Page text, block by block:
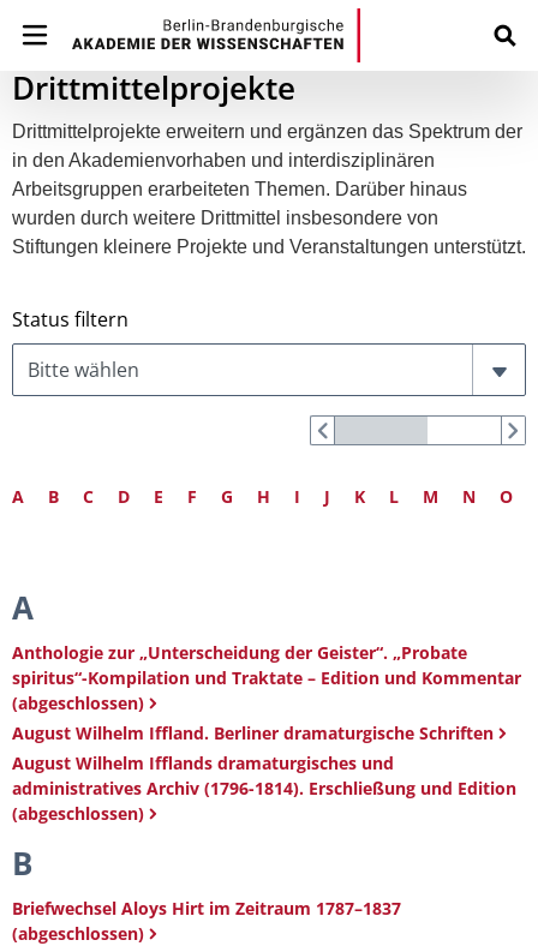
Drittmittelprojekte
Drittmittelprojekte erweitern und ergänzen das Spektrum der
in den Akademienvorhaben und interdisziplinären
Arbeitsgruppen erarbeiteten Themen. Darüber hinaus
wurden durch weitere Drittmittel insbesondere von
Stiftungen kleinere Projekte und Veranstaltungen unterstützt.
Status filtern
A B C D E F G H I J K L M N O
A
Anthologie zur „Unterscheidung der Geister“. „Probate
spiritus“-Kompilation und Traktate – Edition und Kommentar
(abgeschlossen)
August Wilhelm Iffland. Berliner dramaturgische Schriften
August Wilhelm Ifflands dramaturgisches und
administratives Archiv (1796-1814). Erschließung und Edition
(abgeschlossen)
B
Briefwechsel Aloys Hirt im Zeitraum 1787–1837
(abgeschlossen)